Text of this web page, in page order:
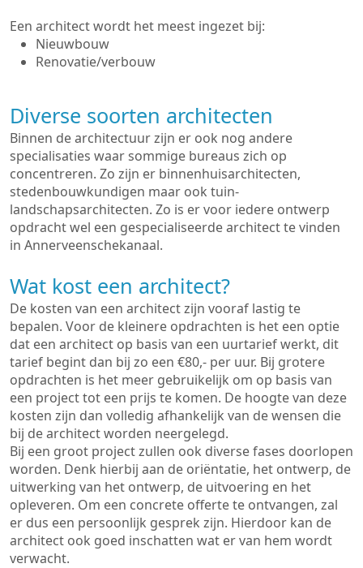
Een architect wordt het meest ingezet bij:
Nieuwbouw
Renovatie/verbouw
Diverse soorten architecten
Binnen de architectuur zijn er ook nog andere
specialisaties waar sommige bureaus zich op
concentreren. Zo zijn er binnenhuisarchitecten,
stedenbouwkundigen maar ook tuin-
landschapsarchitecten. Zo is er voor iedere ontwerp
opdracht wel een gespecialiseerde architect te vinden
in Annerveenschekanaal.
Wat kost een architect?
De kosten van een architect zijn vooraf lastig te
bepalen. Voor de kleinere opdrachten is het een optie
dat een architect op basis van een uurtarief werkt, dit
tarief begint dan bij zo een €80,- per uur. Bij grotere
opdrachten is het meer gebruikelijk om op basis van
een project tot een prijs te komen. De hoogte van deze
kosten zijn dan volledig afhankelijk van de wensen die
bij de architect worden neergelegd.
Bij een groot project zullen ook diverse fases doorlopen
worden. Denk hierbij aan de oriëntatie, het ontwerp, de
uitwerking van het ontwerp, de uitvoering en het
opleveren. Om een concrete offerte te ontvangen, zal
er dus een persoonlijk gesprek zijn. Hierdoor kan de
architect ook goed inschatten wat er van hem wordt
verwacht.